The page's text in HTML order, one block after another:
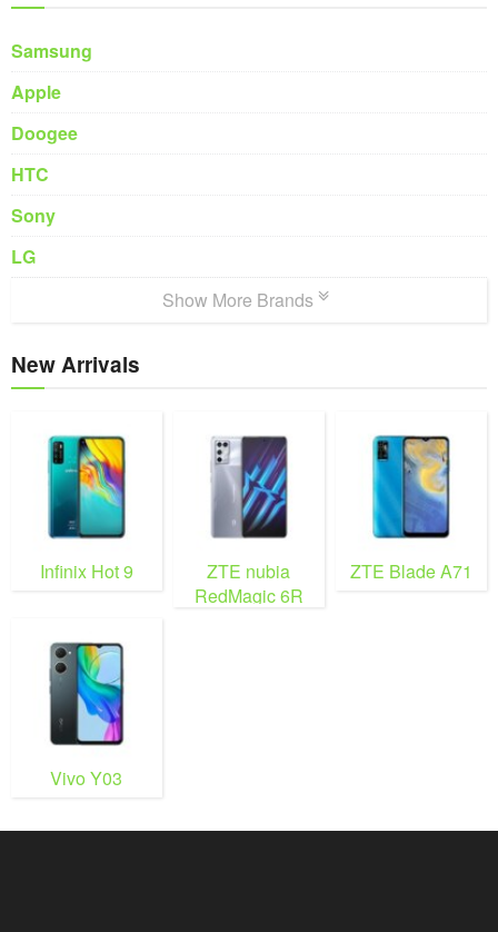
Samsung
Apple
Doogee
HTC
Sony
LG
Show More Brands
New Arrivals
Infinix Hot 9
ZTE nubia
RedMagic 6R
ZTE Blade A71
Vivo Y03